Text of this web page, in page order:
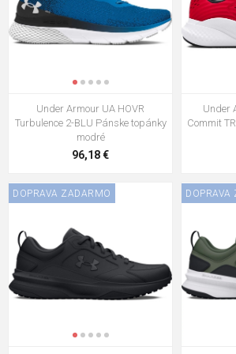
pustiť.
Ako spoznám, že je športová obuv
Podrážka je nerovnomerne alebo
Tlmenie prestáva fungovať a
povrchu.
Topánka sa pri postavení na rovný
strany.
Ak spozorujete niektorý z týchto
vyberať nový pár športovej obuvi.
Under Armour UA HOVR
Turbulence 2-BLU Pánske topánky
modré
96,18 €
Under
Commit
DOPRAVA ZADARMO DOPRAVA